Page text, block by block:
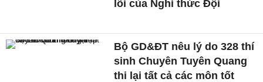
lõi của Nghi thức Đội
Bộ GD&ĐT nêu lý do 328 thí
sinh Chuyên Tuyên Quang
thi lại tất cả các môn tốt